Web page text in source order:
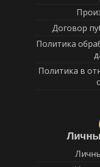
Договор
Политика
Политика в